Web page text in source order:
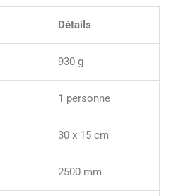
Détails
930 g
1 personne
30 x 15 cm
2500 mm